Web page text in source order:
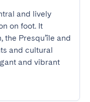
and lively
on foot. It
the Presqu’île and
and cultural
and vibrant